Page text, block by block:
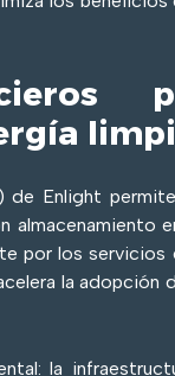
de Enlight
almacenamiento
por los
la adopción
la